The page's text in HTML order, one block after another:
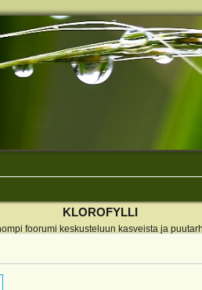
KLOROFYLLI
foorumi keskusteluun kasveista ja